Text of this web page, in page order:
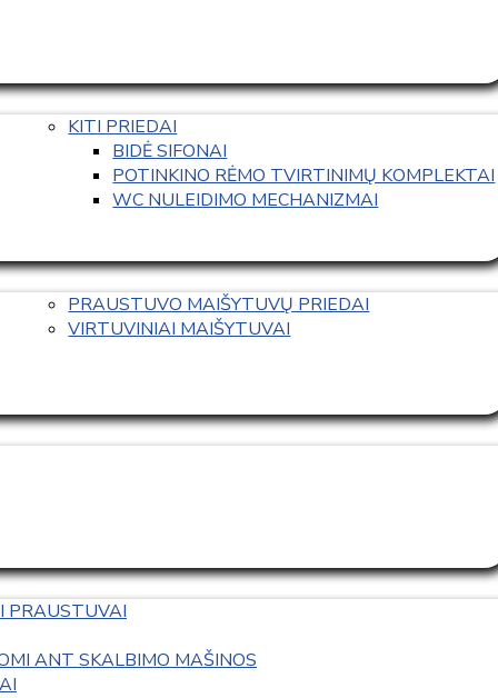
KITI PRIEDAI
BIDĖ SIFONAI
POTINKINO RĖMO TVIRTINIMŲ KOMPLEKTAI
WC NULEIDIMO MECHANIZMAI
PRAUSTUVO MAIŠYTUVŲ PRIEDAI
VIRTUVINIAI MAIŠYTUVAI
PRAUSTUVAI
ANT SKALBIMO MAŠINOS